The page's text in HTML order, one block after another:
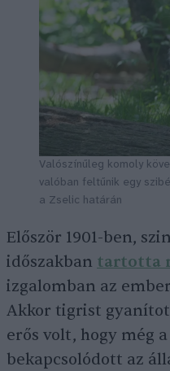
Valószínűleg komoly
valóban feltűnik egy
a Zselic határán
Először 1901-ben,
időszakban tartotta
izgalomban az
Akkor tigrist
erős volt, hogy még
bekapcsolódott az